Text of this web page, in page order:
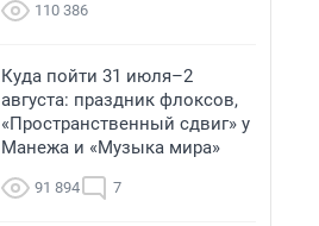
110 386
Куда пойти 31 июля–2
августа: праздник флоксов,
«Пространственный сдвиг» у
Манежа и «Музыка мира»
91 894 7